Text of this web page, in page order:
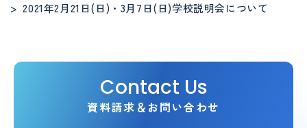
>2021年2月21日(日)・3月7日(日)学校説明会について
Contact Us
資料請求＆お問い合わせ